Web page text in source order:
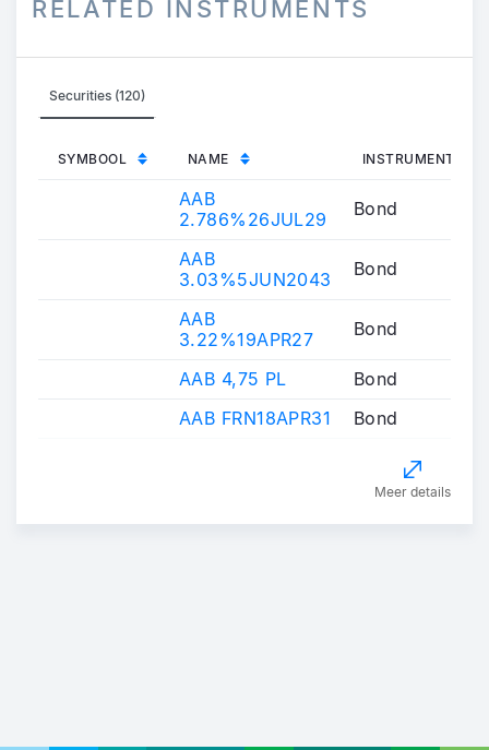
RELATED INSTRUMENTS
Securities (120)
SYMBOOL NAME INSTRUMENT
AAB
2.786%26JUL29
Bond
AAB
3.03%5JUN2043
Bond
AAB
3.22%19APR27
Bond
AAB 4,75 PL
Bond
AAB FRN18APR31
Bond
Meer details